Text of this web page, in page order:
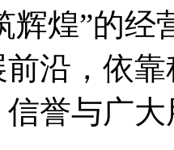
辉煌”的经
沿，依
誉与广